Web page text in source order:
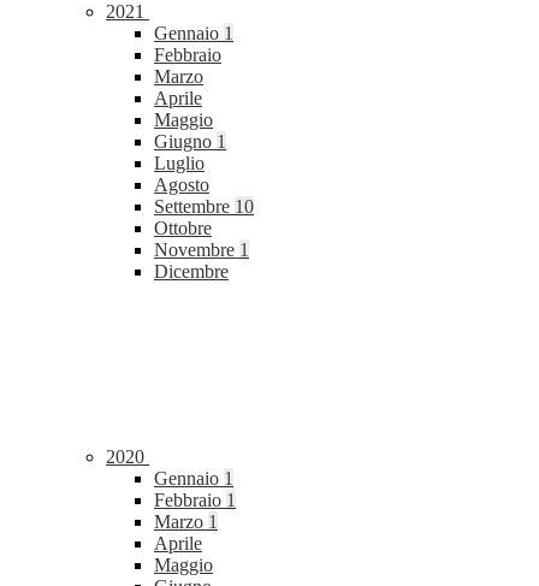
2021
Gennaio 1
Febbraio
Marzo
Aprile
Maggio
Giugno 1
Luglio
Agosto
Settembre 10
Ottobre
Novembre 1
Dicembre
2020
Gennaio 1
Febbraio 1
Marzo 1
Aprile
Maggio